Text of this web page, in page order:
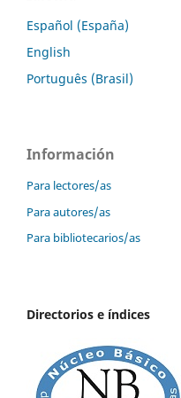
Español (España)
English
Português (Brasil)
Información
Para lectores/as
Para autores/as
Para bibliotecarios/as
Directorios e índices